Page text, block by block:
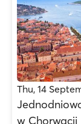
Thu, 14
w Chorwacji